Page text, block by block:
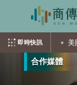
即時快訊
美國空軍大學
合作媒體